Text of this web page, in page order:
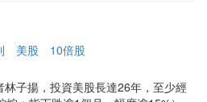
美股 10倍股
林子揚，投資美股長達26年，至少經